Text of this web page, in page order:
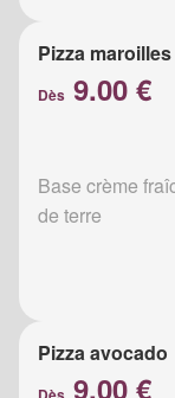
Pizza maroilles
Dès 9.00 €
Base crème
de terre
Pizza avocado
9.00 €